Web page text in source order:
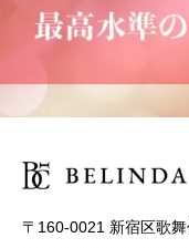
〒160-0021 新宿区歌